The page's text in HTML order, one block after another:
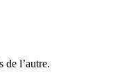
de l’autre.